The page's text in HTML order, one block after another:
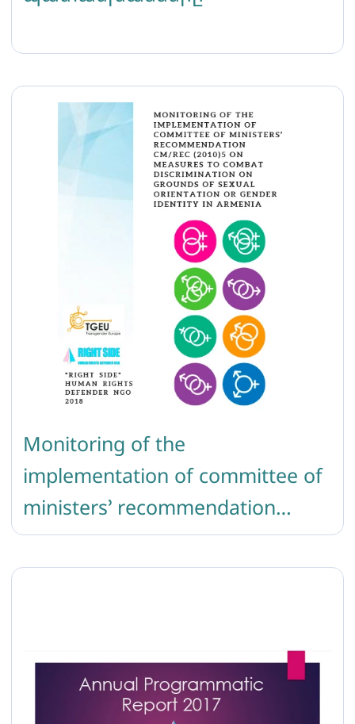
Monitoring of the
implementation of committee of
ministers’ recommendation
CM/REC (2010) 5 on measures to
combat discrimination on